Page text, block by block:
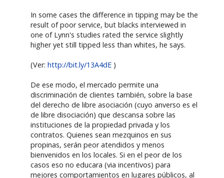
In some cases the difference in tipping may be the
result of poor service, but blacks interviewed in
one of Lynn's studies rated the service slightly
higher yet still tipped less than whites, he says.
(Ver:http://bit.ly/13A4dE )
De ese modo, el mercado permite una
discriminación de clientes también, sobre la base
del derecho de libre asociación (cuyo anverso es el
de libre disociación) que descansa sobre las
instituciones de la propiedad privada y los
contratos. Quienes sean mezquinos en sus
propinas, serán peor atendidos y menos
bienvenidos en los locales. Si en el peor de los
casos eso no educara (via incentivos) para
mejores comportamientos en lugares públicos, al